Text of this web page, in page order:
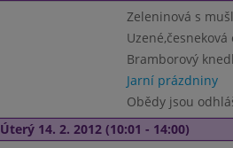
Zeleninová s
Uzené,česneková
Bramborový
Jarní prázdniny
Obědy jsou
Úterý 14. 2. 2012 (10:01 - 14:00)